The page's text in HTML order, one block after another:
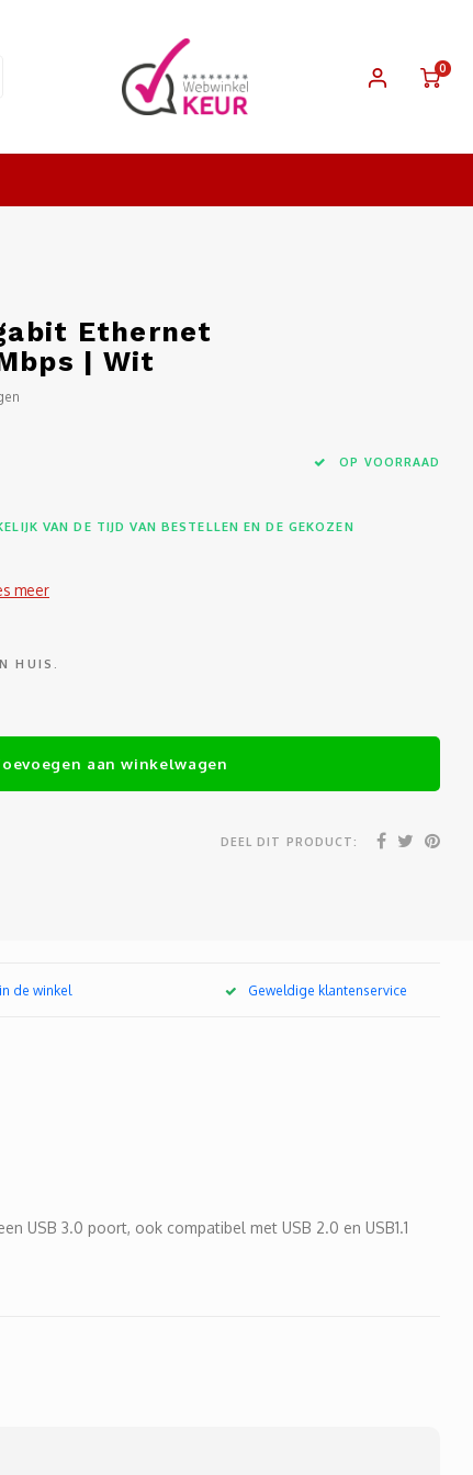
0
Ethernet
| Wit
OP VOORRAAD
VAN DE TIJD VAN BESTELLEN EN DE GEKOZEN
meer
HUIS.
aan winkelwagen
DEEL DIT PRODUCT:
de winkel Geweldige klantenservice
USB 3.0 poort, ook compatibel met USB 2.0 en USB1.1